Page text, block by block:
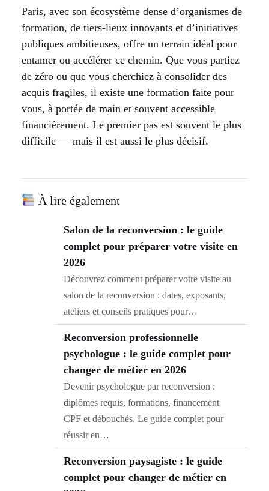
Paris, avec son écosystème dense d’organismes de
formation, de tiers-lieux innovants et d’initiatives
publiques ambitieuses, offre un terrain idéal pour
entamer ou accélérer ce chemin. Que vous partiez
de zéro ou que vous cherchiez à consolider des
acquis fragiles, il existe une formation faite pour
vous, à portée de main et souvent accessible
financièrement. Le premier pas est souvent le plus
difficile — mais il est aussi le plus décisif.
À lire également
Salon de la reconversion : le guide
complet pour préparer votre visite en
2026
Découvrez comment préparer votre visite au
salon de la reconversion : dates, exposants,
ateliers et conseils pratiques pour…
Reconversion professionnelle
psychologue : le guide complet pour
changer de métier en 2026
Devenir psychologue par reconversion :
diplômes requis, formations, financement
CPF et débouchés. Le guide complet pour
réussir en…
Reconversion paysagiste : le guide
complet pour changer de métier en